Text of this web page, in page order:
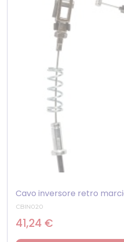
Cavo inversore retro
CBIN020
41,24 €Prezzo